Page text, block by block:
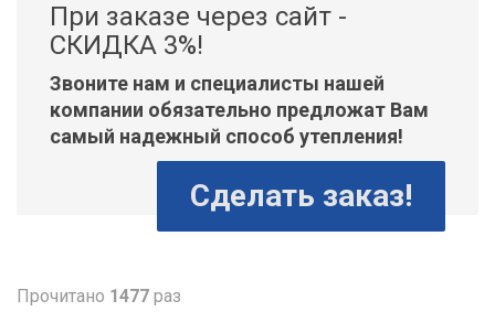
При заказе через сайт -
СКИДКА 3%!
Звоните нам и специалисты нашей
компании обязательно предложат Вам
самый надежный способ утепления!
Сделать заказ!
Прочитано 1477 раз